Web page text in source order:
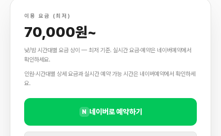
이용 요금 (최저)
70,000원~
낮/밤 시간대별 요금 상이 — 최저 기준. 실시간 요금·예약은 네이버예약에서
확인하세요.
인원·시간대별 상세 요금과 실시간 예약 가능 시간은 네이버예약에서 확인하세
요.
N 네이버로 예약하기